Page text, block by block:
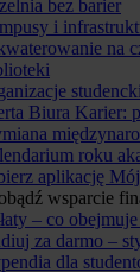
bez barier
i
na
Biura Karier:
roku
aplikację
wsparcie
– co
za darmo –
dla